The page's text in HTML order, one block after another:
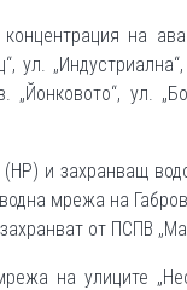
на
ул.
ул.
и захранващ
мрежа на
от ПСПВ
на улиците